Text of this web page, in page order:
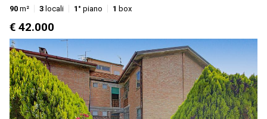
90 m² 3 locali 1° piano 1 box
€ 42.000